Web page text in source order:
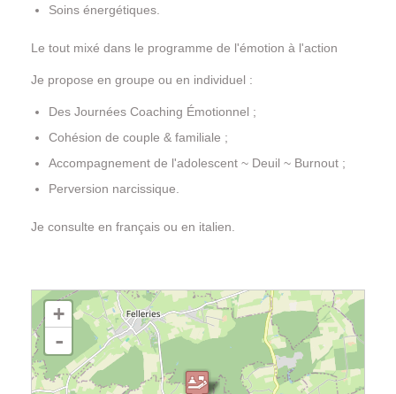
Soins énergétiques.
Le tout mixé dans le programme de l'émotion à l'action
Je propose en groupe ou en individuel :
Des Journées Coaching Émotionnel ;
Cohésion de couple & familiale ;
Accompagnement de l'adolescent ~ Deuil ~ Burnout ;
Perversion narcissique.
Je consulte en français ou en italien.
chargement de la carte - veuillez patienter...
+
-